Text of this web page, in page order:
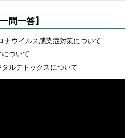
一問一答】
ナウイルス感染症対策について
ついて
ルデトックスについて